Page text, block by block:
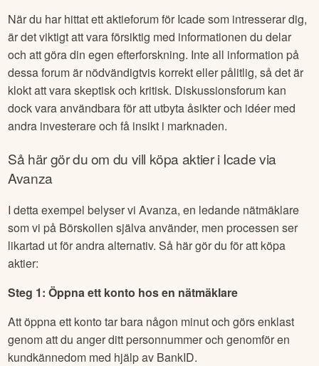
När du har hittat ett aktieforum för Icadesom intresserar dig,
är det viktigt att vara försiktig med informationen du delar
och att göra din egen efterforskning. Inte all information på
dessa forum är nödvändigtvis korrekt eller pålitlig, så det är
klokt att vara skeptisk och kritisk. Diskussionsforum kan
dock vara användbara för att utbyta åsikter och idéer med
andra investerare och få insikt i marknaden.
Så här gör du om du vill köpa aktier i Icadevia
Avanza
I detta exempel belyser vi Avanza, en ledande nätmäklare
som vi på Börskollen själva använder, men processen ser
likartad ut för andra alternativ. Så här gör du för att köpa
aktier:
Steg 1: Öppna ett konto hos en nätmäklare
Att öppna ett konto tar bara någon minut och görs enklast
genom att du anger ditt personnummer och genomför en
kundkännedom med hjälp av BankID.